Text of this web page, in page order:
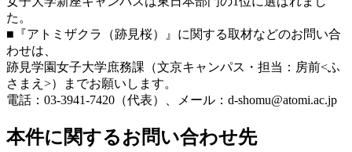
た。
■『アトミザクラ（跡見桜）』に関する取材などのお問い合
わせは、
跡見学園女子大学庶務課（文京キャンパス・担当：房前<ふ
さまえ>）までお願いします。
電話：03-3941-7420（代表）、メール：d-shomu@atomi.ac.jp
本件に関するお問い合わせ先